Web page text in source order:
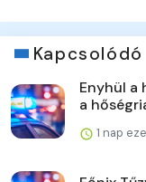
Kapcsolódó
Enyhül a
a
1 nap